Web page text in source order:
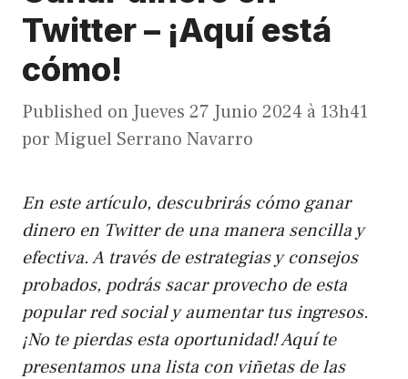
Twitter – ¡Aquí está
cómo!
Published on Jueves 27 Junio 2024 à 13h41
por Miguel Serrano Navarro
En este artículo, descubrirás cómo ganar
dinero en Twitter de una manera sencilla y
efectiva. A través de estrategias y consejos
probados, podrás sacar provecho de esta
popular red social y aumentar tus ingresos.
¡No te pierdas esta oportunidad! Aquí te
presentamos una lista con viñetas de las